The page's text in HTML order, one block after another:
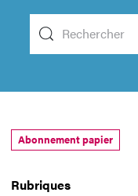
Rubriques
Abonnement papier